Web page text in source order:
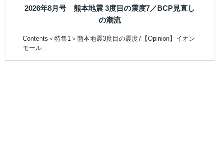
2026年8月号 熊本地震 3度目の震度7／BCP見直し
の潮流
Contents＜特集1＞熊本地震3度目の震度7【Opinion】イオン
モール…